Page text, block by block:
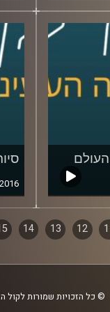
12
13
14
© כל הזכויות שמורות לקול